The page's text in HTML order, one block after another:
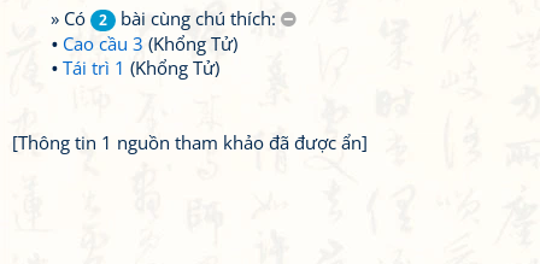
» Có
2
bài cùng chú thích:
Cao cầu 3 (Khổng Tử)
Tái trì 1 (Khổng Tử)
[Thông tin 1 nguồn tham khảo đã được ẩn]